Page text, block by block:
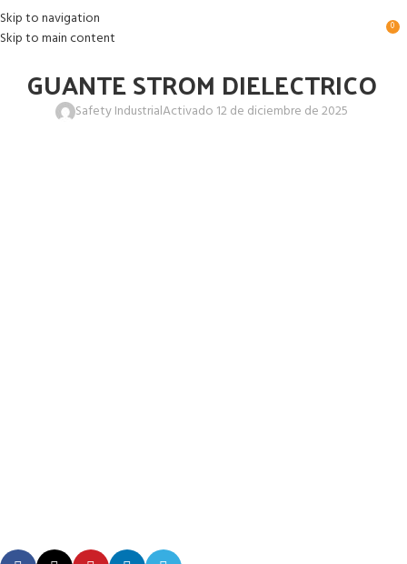
Skip to navigation
Skip to main content
0
GUANTE STROM DIELECTRICO
Safety IndustrialActivado 12 de diciembre de 2025